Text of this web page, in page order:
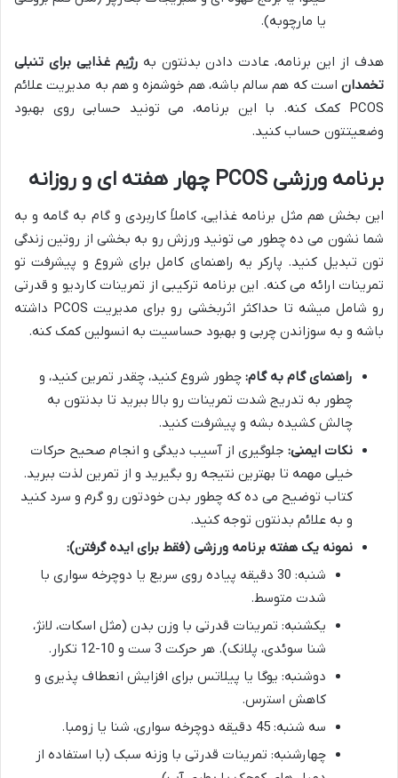
یا مارچوبه).
هدف از این برنامه، عادت دادن بدنتون بهرژیم غذایی برای تنبلی
تخمدان است که هم سالم باشه، هم خوشمزه و هم به مدیریت علائم
PCOS کمک کنه. با این برنامه، می تونید حسابی روی بهبود
وضعیتتون حساب کنید.
برنامه ورزشی PCOS چهار هفته ای و روزانه
این بخش هم مثل برنامه غذایی، کاملاً کاربردی و گام به گامه و به
شما نشون می ده چطور می تونید ورزش رو به بخشی از روتین زندگی
تون تبدیل کنید. پارکر یه راهنمای کامل برای شروع و پیشرفت تو
تمرینات ارائه می کنه. این برنامه ترکیبی از تمرینات کاردیو و قدرتی
رو شامل میشه تا حداکثر اثربخشی رو برای مدیریت PCOS داشته
باشه و به سوزاندن چربی و بهبود حساسیت به انسولین کمک کنه.
راهنمای گام به گام: چطور شروع کنید، چقدر تمرین کنید، و
چطور به تدریج شدت تمرینات رو بالا ببرید تا بدنتون به
چالش کشیده بشه و پیشرفت کنید.
نکات ایمنی: جلوگیری از آسیب دیدگی و انجام صحیح حرکات
خیلی مهمه تا بهترین نتیجه رو بگیرید و از تمرین لذت ببرید.
کتاب توضیح می ده که چطور بدن خودتون رو گرم و سرد کنید
و به علائم بدنتون توجه کنید.
نمونه یک هفته برنامه ورزشی (فقط برای ایده گرفتن):
شنبه: 30 دقیقه پیاده روی سریع یا دوچرخه سواری با
شدت متوسط.
یکشنبه: تمرینات قدرتی با وزن بدن (مثل اسکات، لانژ،
شنا سوئدی، پلانک). هر حرکت 3 ست و 10-12 تکرار.
دوشنبه: یوگا یا پیلاتس برای افزایش انعطاف پذیری و
کاهش استرس.
سه شنبه: 45 دقیقه دوچرخه سواری، شنا یا زومبا.
چهارشنبه: تمرینات قدرتی با وزنه سبک (با استفاده از